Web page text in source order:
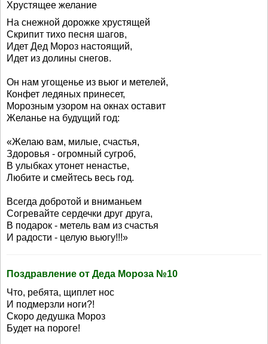
Хрустящее желание
На снежной дорожке хрустящей
Скрипит тихо песня шагов,
Идет Дед Мороз настоящий,
Идет из долины снегов.
Он нам угощенье из вьюг и метелей,
Конфет ледяных принесет,
Морозным узором на окнах оставит
Желанье на будущий год:
«Желаю вам, милые, счастья,
Здоровья - огромный сугроб,
В улыбках утонет ненастье,
Любите и смейтесь весь год.
Всегда добротой и вниманьем
Согревайте сердечки друг друга,
В подарок - метель вам из счастья
И радости - целую вьюгу!!!»
Поздравление от Деда Мороза №10
Что, ребята, щиплет нос
И подмерзли ноги?!
Скоро дедушка Мороз
Будет на пороге!